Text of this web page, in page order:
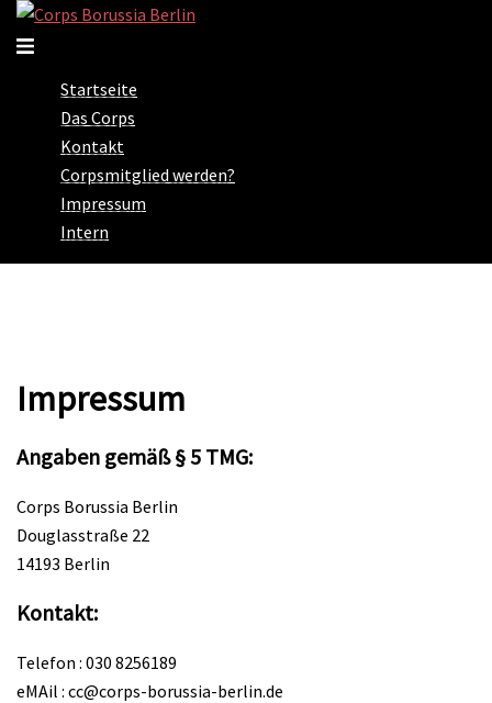
Zum
Inhalt
Menü
Startseite
Das Corps
Kontakt
Corpsmitglied werden?
Impressum
Intern
Impressum
Angaben gemäß § 5 TMG:
Corps Borussia Berlin
Douglasstraße 22
14193 Berlin
Kontakt:
Telefon : 030 8256189
eMAil : cc@corps-borussia-berlin.de